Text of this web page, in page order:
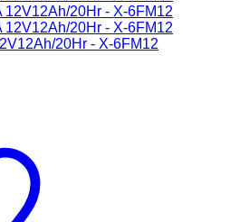
20Hr - X-6FM12